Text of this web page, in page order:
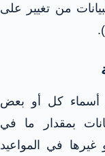
من تغيير على
أسماء كل أو بعض
بمقدار ما في
في المواعيد